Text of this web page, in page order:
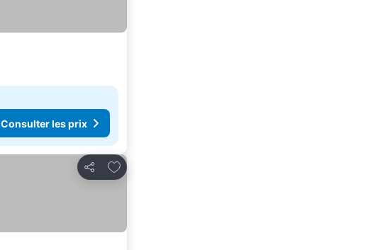
Consulter les prix
Partager
Ajouter à mes favoris